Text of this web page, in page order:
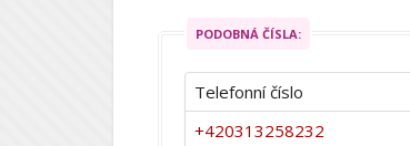
PODOBNÁ ČÍSLA:
Telefonní číslo
+420313258232